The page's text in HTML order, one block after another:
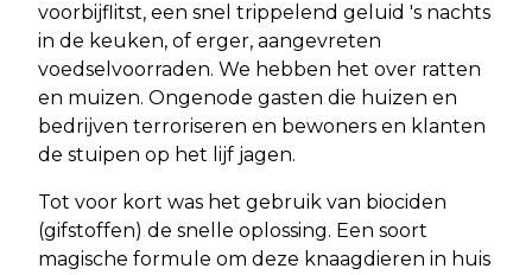
voorbijflitst, een snel trippelend geluid 's nachts
in de keuken, of erger, aangevreten
voedselvoorraden. We hebben het over ratten
en muizen. Ongenode gasten die huizen en
bedrijven terroriseren en bewoners en klanten
de stuipen op het lijf jagen.
Tot voor kort was het gebruik van biociden
(gifstoffen) de snelle oplossing. Een soort
magische formule om deze knaagdieren in huis